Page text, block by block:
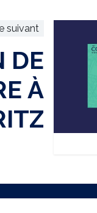
suivant
DE
À